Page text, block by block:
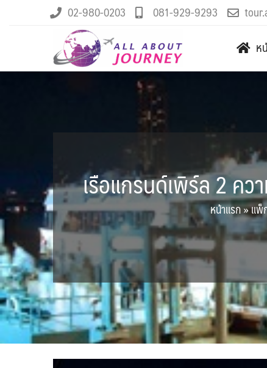
02-980-0203 081-929-9293
ห
เรือแกรนด์เพิร์ล 2 ค
หน้าแรก»แพ็